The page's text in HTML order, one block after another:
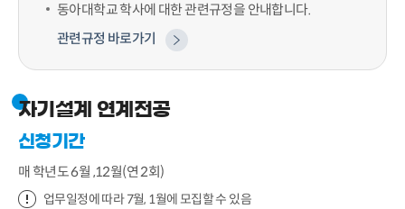
동아대학교 학사에 대한 관련규정을 안내합니다.
관련규정 바로가기
자기설계 연계전공
신청기간
매 학년도 6월 ,12월(연 2회)
업무일정에 따라 7월, 1월에 모집할 수 있음